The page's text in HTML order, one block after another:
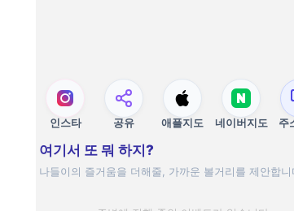
인스타 공유 애플지도 네이버지도 주
여기서 또 뭐 하지?
나들이의 즐거움을 더해줄, 가까운 볼거리를 제안합니